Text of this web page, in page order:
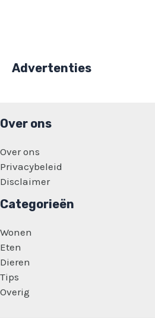
Advertenties
Over ons
Over ons
Privacybeleid
Disclaimer
Categorieën
Wonen
Eten
Dieren
Tips
Overig